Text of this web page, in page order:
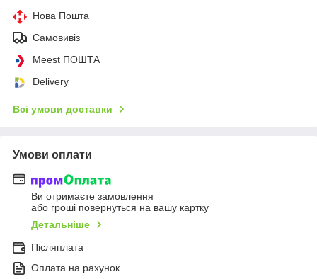
Нова Пошта
Самовивіз
Meest ПОШТА
Delivery
Всі умови доставки
Умови оплати
Ви отримаєте замовлення
або гроші повернуться на вашу картку
Детальніше
Післяплата
Оплата на рахунок